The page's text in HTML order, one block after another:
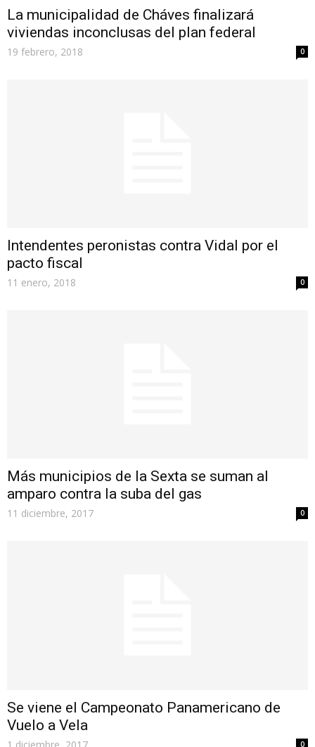
La municipalidad de Cháves finalizará
viviendas inconclusas del plan federal
19 febrero, 2018 0
Intendentes peronistas contra Vidal por el
pacto fiscal
11 enero, 2018 0
Más municipios de la Sexta se suman al
amparo contra la suba del gas
11 diciembre, 2017 0
Se viene el Campeonato Panamericano de
Vuelo a Vela
0